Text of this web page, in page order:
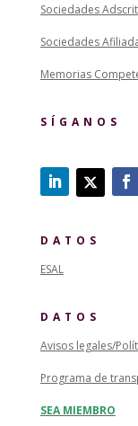
Sociedades
Sociedades
Memorias
SÍGANOS
DATOS
ESAL
DATOS
Avisos legales/
Programa de
SEA MIEMBRO